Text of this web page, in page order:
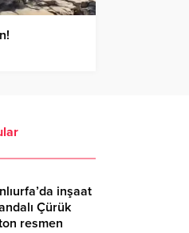
inşaat
Çürük
resmen